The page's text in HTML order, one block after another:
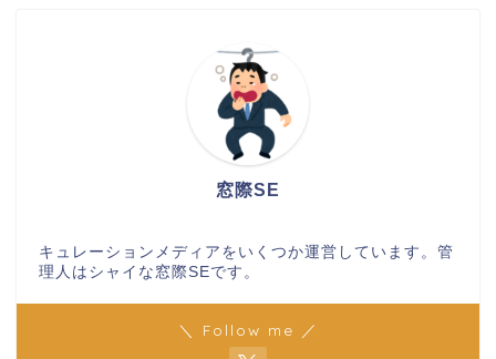
窓際SE
キュレーションメディアをいくつか運営しています。管
理人はシャイな窓際SEです。
＼ Follow me ／